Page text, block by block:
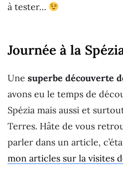
à tester…
Journée à la
Une superbe découverte
avons eu le temps de
Spézia mais aussi et
Terres. Hâte de vous
parler dans un article,
mon articles sur la visites